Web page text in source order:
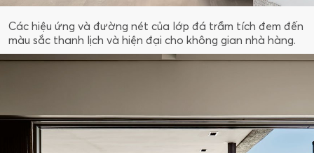
Các hiệu ứng và đường nét của lớp đá trầm tích đem đến
màu sắc thanh lịch và hiện đại cho không gian nhà hàng.